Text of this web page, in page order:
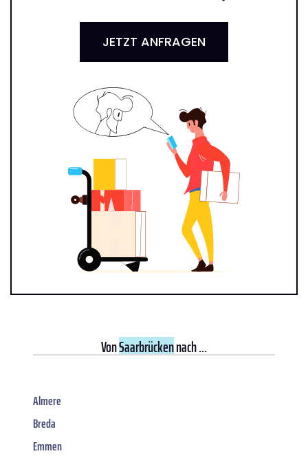
JETZT ANFRAGEN
VonSaarbrückennach ...
Almere
Breda
Emmen